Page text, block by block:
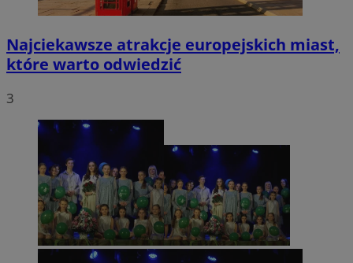
Najciekawsze atrakcje europejskich miast,
które warto odwiedzić
3